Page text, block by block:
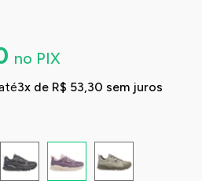
no PIX
3x de R$ 53,30 sem juros